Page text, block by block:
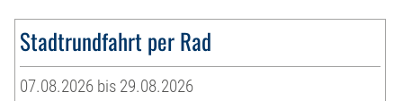
Stadtrundfahrt per Rad
07.08.2026 bis 29.08.2026